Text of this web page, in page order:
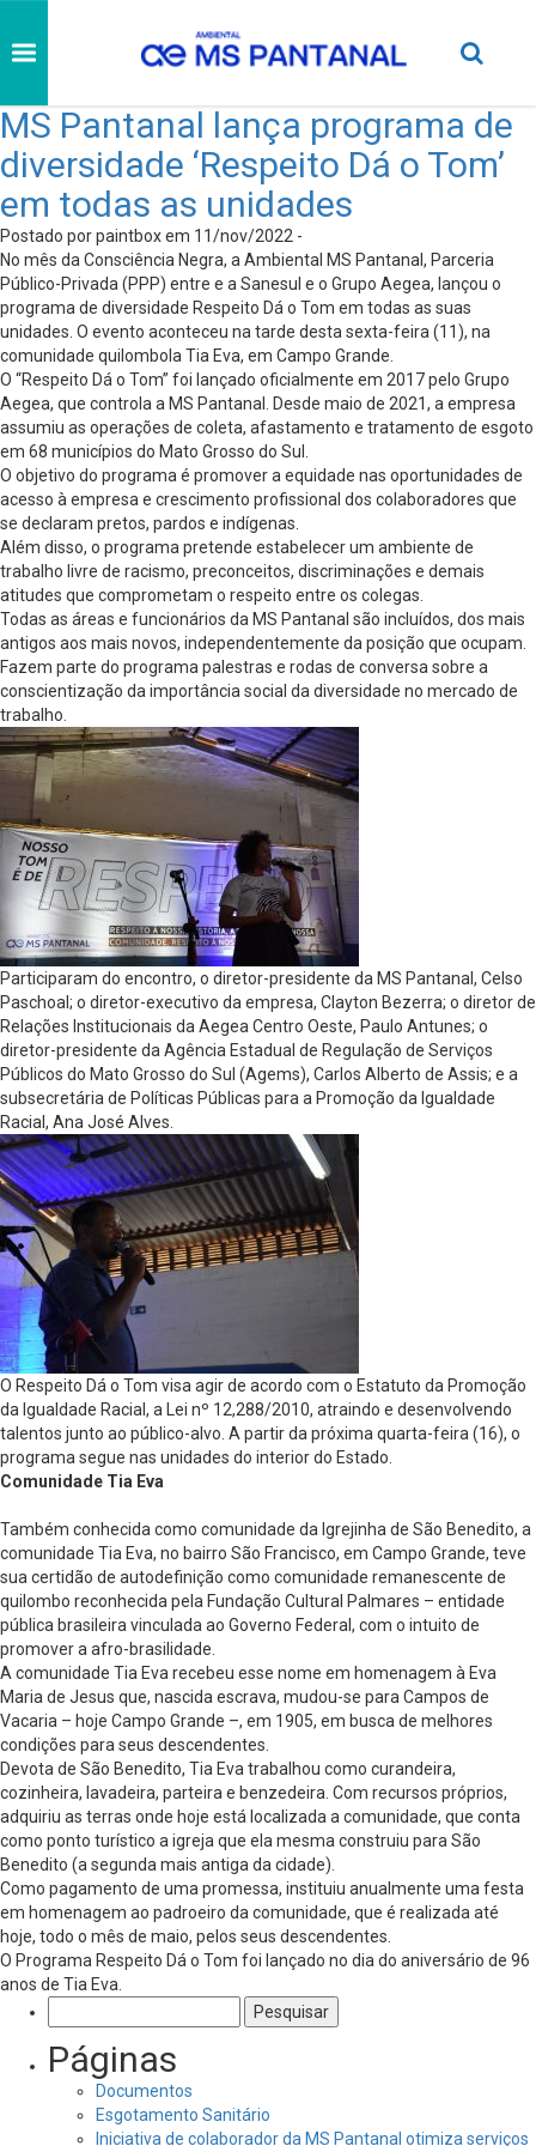
MS Pantanal lança programa de
diversidade ‘Respeito Dá o Tom’
em todas as unidades
Postado por paintbox em 11/nov/2022 -
No mês da Consciência Negra, a Ambiental MS Pantanal, Parceria
Público-Privada (PPP) entre e a Sanesul e o Grupo Aegea, lançou o
programa de diversidade Respeito Dá o Tom em todas as suas
unidades. O evento aconteceu na tarde desta sexta-feira (11), na
comunidade quilombola Tia Eva, em Campo Grande.
O “Respeito Dá o Tom” foi lançado oficialmente em 2017 pelo Grupo
Aegea, que controla a MS Pantanal. Desde maio de 2021, a empresa
assumiu as operações de coleta, afastamento e tratamento de esgoto
em 68 municípios do Mato Grosso do Sul.
O objetivo do programa é promover a equidade nas oportunidades de
acesso à empresa e crescimento profissional dos colaboradores que
se declaram pretos, pardos e indígenas.
Além disso, o programa pretende estabelecer um ambiente de
trabalho livre de racismo, preconceitos, discriminações e demais
atitudes que comprometam o respeito entre os colegas.
Todas as áreas e funcionários da MS Pantanal são incluídos, dos mais
antigos aos mais novos, independentemente da posição que ocupam.
Fazem parte do programa palestras e rodas de conversa sobre a
conscientização da importância social da diversidade no mercado de
trabalho.
Participaram do encontro, o diretor-presidente da MS Pantanal, Celso
Paschoal; o diretor-executivo da empresa, Clayton Bezerra; o diretor de
Relações Institucionais da Aegea Centro Oeste, Paulo Antunes; o
diretor-presidente da Agência Estadual de Regulação de Serviços
Públicos do Mato Grosso do Sul (Agems), Carlos Alberto de Assis; e a
subsecretária de Políticas Públicas para a Promoção da Igualdade
Racial, Ana José Alves.
O Respeito Dá o Tom visa agir de acordo com o Estatuto da Promoção
da Igualdade Racial, a Lei nº 12,288/2010, atraindo e desenvolvendo
talentos junto ao público-alvo. A partir da próxima quarta-feira (16), o
programa segue nas unidades do interior do Estado.
Comunidade Tia Eva
Também conhecida como comunidade da Igrejinha de São Benedito, a
comunidade Tia Eva, no bairro São Francisco, em Campo Grande, teve
sua certidão de autodefinição como comunidade remanescente de
quilombo reconhecida pela Fundação Cultural Palmares – entidade
pública brasileira vinculada ao Governo Federal, com o intuito de
promover a afro-brasilidade.
A comunidade Tia Eva recebeu esse nome em homenagem à Eva
Maria de Jesus que, nascida escrava, mudou-se para Campos de
Vacaria – hoje Campo Grande –, em 1905, em busca de melhores
condições para seus descendentes.
Devota de São Benedito, Tia Eva trabalhou como curandeira,
cozinheira, lavadeira, parteira e benzedeira. Com recursos próprios,
adquiriu as terras onde hoje está localizada a comunidade, que conta
como ponto turístico a igreja que ela mesma construiu para São
Benedito (a segunda mais antiga da cidade).
Como pagamento de uma promessa, instituiu anualmente uma festa
em homenagem ao padroeiro da comunidade, que é realizada até
hoje, todo o mês de maio, pelos seus descendentes.
O Programa Respeito Dá o Tom foi lançado no dia do aniversário de 96
anos de Tia Eva.
por:
Páginas
Documentos
Esgotamento Sanitário
Iniciativa de colaborador da MS Pantanal otimiza serviços